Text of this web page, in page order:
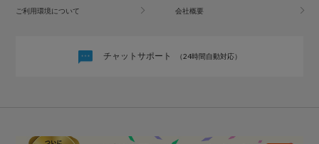
ご利用環境について 会社概要
チャットサポート （24時間自動対応）